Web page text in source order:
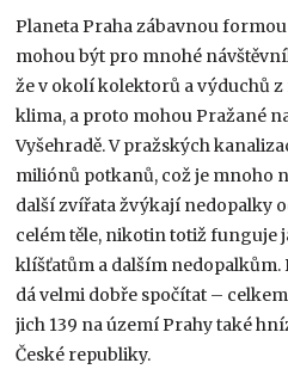
Planeta Praha zábavnou
mohou být pro mnohé
že v okolí kolektorů a výduchů
klima, a proto mohou Pražané
Vyšehradě. V pražských
miliónů potkanů, což je mnoho
další zvířata žvýkají nedopalky
celém těle, nikotin totiž funguje
klíšťatům a dalším nedopalkům.
dá velmi dobře spočítat –
jich 139 na území Prahy také
České republiky.